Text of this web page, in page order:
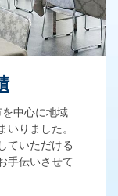
を中心に地域
いりました。
ていただける
手伝いさせて